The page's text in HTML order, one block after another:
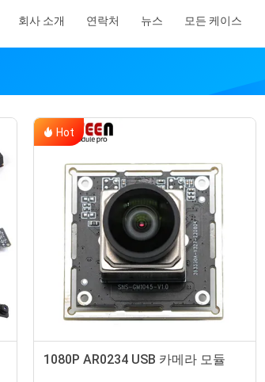
회사 소개 연락처 뉴스 모든 케이스
Hot
1080P AR0234 USB 카메라 모듈